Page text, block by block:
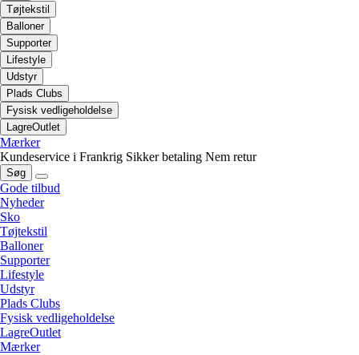
Tøjtekstil
Balloner
Supporter
Lifestyle
Udstyr
Plads Clubs
Fysisk vedligeholdelse
LagreOutlet
Mærker
Kundeservice i Frankrig Sikker betaling Nem retur
Søg
Gode tilbud
Nyheder
Sko
Tøjtekstil
Balloner
Supporter
Lifestyle
Udstyr
Plads Clubs
Fysisk vedligeholdelse
LagreOutlet
Mærker